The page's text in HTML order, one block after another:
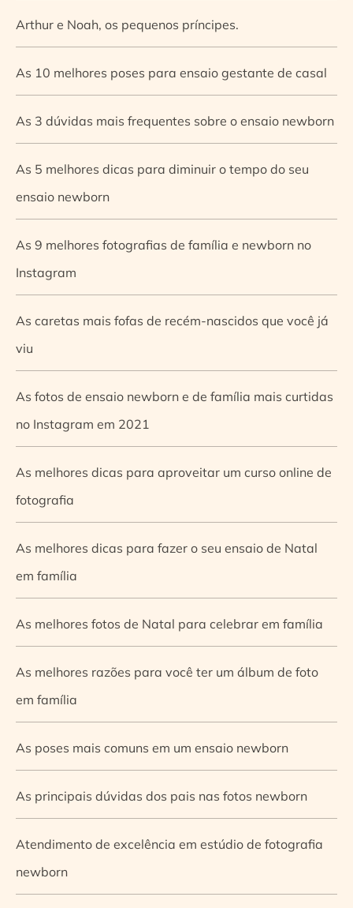
Arthur e Noah, os pequenos príncipes.
As 10 melhores poses para ensaio gestante de casal
As 3 dúvidas mais frequentes sobre o ensaio newborn
As 5 melhores dicas para diminuir o tempo do seu
ensaio newborn
As 9 melhores fotografias de família e newborn no
Instagram
As caretas mais fofas de recém-nascidos que você já
viu
As fotos de ensaio newborn e de família mais curtidas
no Instagram em 2021
As melhores dicas para aproveitar um curso online de
fotografia
As melhores dicas para fazer o seu ensaio de Natal
em família
As melhores fotos de Natal para celebrar em família
As melhores razões para você ter um álbum de foto
em família
As poses mais comuns em um ensaio newborn
As principais dúvidas dos pais nas fotos newborn
Atendimento de excelência em estúdio de fotografia
newborn